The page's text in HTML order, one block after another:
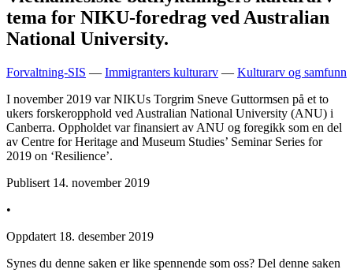
tema for NIKU-foredrag ved Australian
National University.
Forvaltning-SIS — Immigranters kulturarv — Kulturarv og samfunn
I november 2019 var NIKUs Torgrim Sneve Guttormsen på et to
ukers forskeropphold ved Australian National University (ANU) i
Canberra. Oppholdet var finansiert av ANU og foregikk som en del
av Centre for Heritage and Museum Studies’ Seminar Series for
2019 on ‘Resilience’.
Publisert 14. november 2019
•
Oppdatert 18. desember 2019
Synes du denne saken er like spennende som oss? Del denne saken